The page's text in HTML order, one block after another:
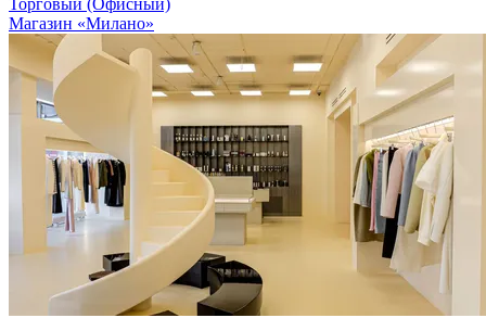
Магазин «Милано»